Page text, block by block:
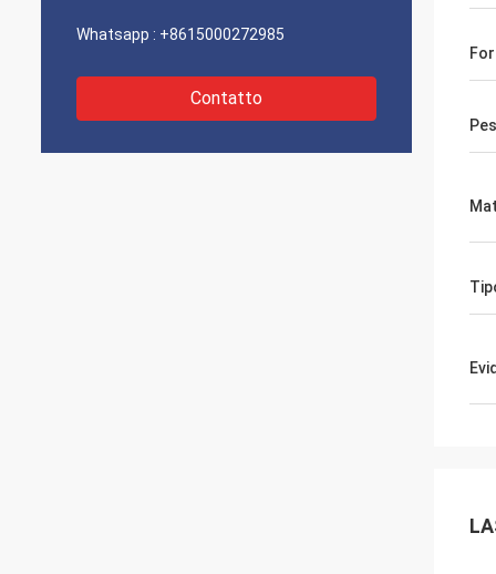
Whatsapp : +8615000272985
Contatto